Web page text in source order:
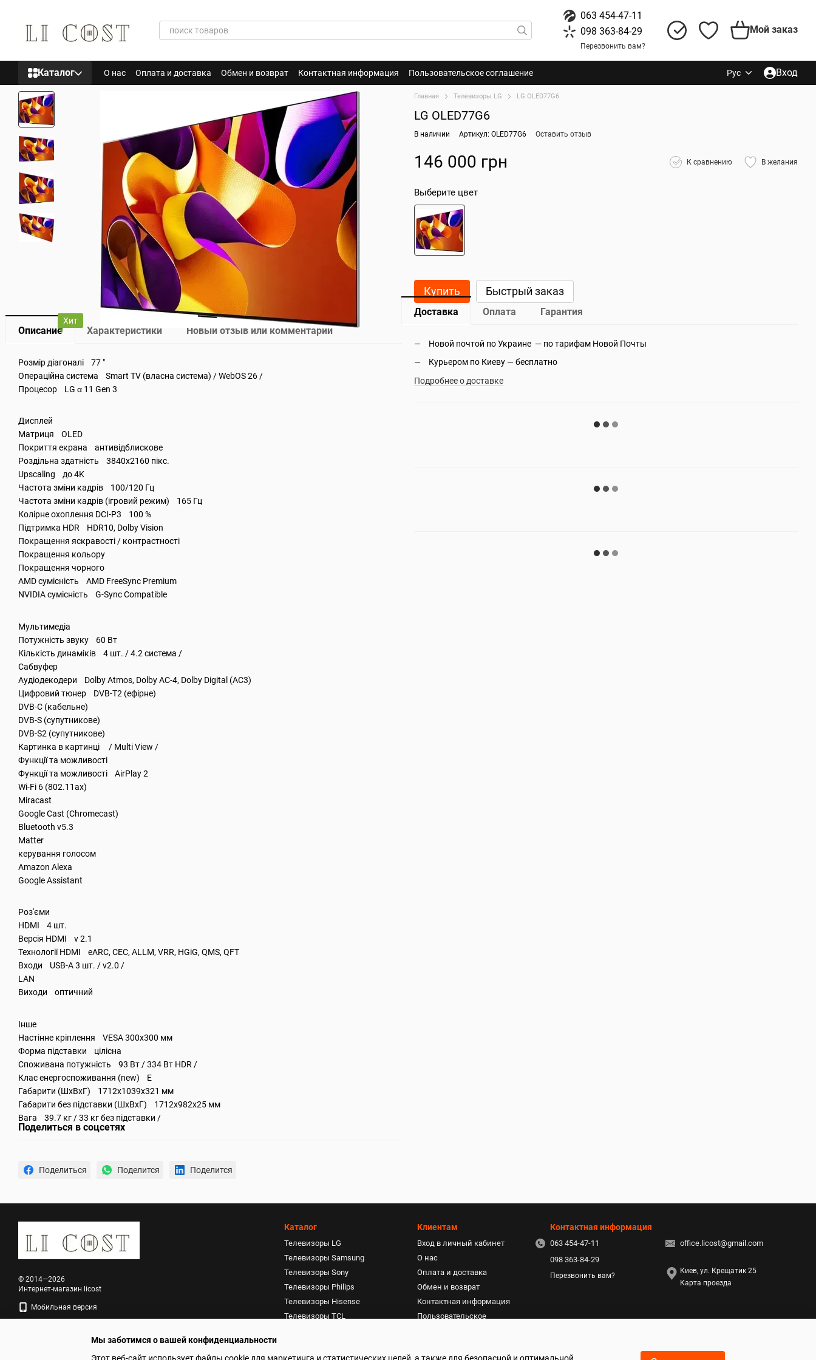
063 454-47-11
098 363-84-29
Перезвонить вам?
Мой заказ
Каталог О нас Оплата и доставка Обмен и возврат Контактная информация Пользовательское соглашение Рус Вход
Хит
Описание Характеристики Новый отзыв или комментарий
Розмір діагоналі 77 "
Операційна система Smart TV (власна система) / WebOS 26 /
Процесор LG α 11 Gen 3
Дисплей
Матриця OLED
Покриття екрана антивідблискове
Роздільна здатність 3840x2160 пікс.
Upscaling до 4K
Частота зміни кадрів 100/120 Гц
Частота зміни кадрів (ігровий режим) 165 Гц
Колірне охоплення DCI-P3 100 %
Підтримка HDR HDR10, Dolby Vision
Покращення яскравості / контрастності
Покращення кольору
Покращення чорного
AMD сумісність AMD FreeSync Premium
NVIDIA сумісність G-Sync Compatible
Мультимедіа
Потужність звуку 60 Вт
Кількість динаміків 4 шт. / 4.2 система /
Сабвуфер
Аудіодекодери Dolby Atmos, Dolby AC-4, Dolby Digital (AC3)
Цифровий тюнер DVB-T2 (ефірне)
DVB-C (кабельне)
DVB-S (супутникове)
DVB-S2 (супутникове)
Картинка в картинці / Multi View /
Функції та можливості
Функції та можливості AirPlay 2
Wi-Fi 6 (802.11ax)
Miracast
Google Cast (Chromecast)
Bluetooth v5.3
Matter
керування голосом
Amazon Alexa
Google Assistant
Роз'єми
HDMI 4 шт.
Версія HDMI v 2.1
Технології HDMI eARC, CEC, ALLM, VRR, HGiG, QMS, QFT
Входи USB-A 3 шт. / v2.0 /
LAN
Виходи оптичний
Інше
Настінне кріплення VESA 300x300 мм
Форма підставки цілісна
Споживана потужність 93 Вт / 334 Вт HDR /
Клас енергоспоживання (new) E
Габарити (ШхВхГ) 1712x1039x321 мм
Габарити без підставки (ШхВхГ) 1712x982x25 мм
Вага 39.7 кг / 33 кг без підставки /
Поделиться в соцсетях
Поделиться Поделится Поделится
Главная Телевизоры LG LG OLED77G6
LG OLED77G6
В наличии Артикул: OLED77G6 Оставить отзыв
146 000 грн К сравнению В желания
Выберите цвет
Купить Быстрый заказ
Доставка Оплата Гарантия
Новой почтой по Украине — по тарифам Новой Почты
Курьером по Киеву — бесплатно
Подробнее о доставке
© 2014—2026
Интернет-магазин licost
Мобильная версия
Каталог
Телевизоры LG
Телевизоры Samsung
Телевизоры Sony
Телевизоры Philips
Телевизоры Hisense
Телевизоры TCL
Клиентам
Вход в личный кабинет
О нас
Оплата и доставка
Обмен и возврат
Контактная информация
Пользовательское
Контактная информация
063 454-47-11
098 363-84-29
Перезвонить вам?
office.licost@gmail.com
Киев, ул. Крещатик 25
Карта проезда
Мы заботимся о вашей конфиденциальности